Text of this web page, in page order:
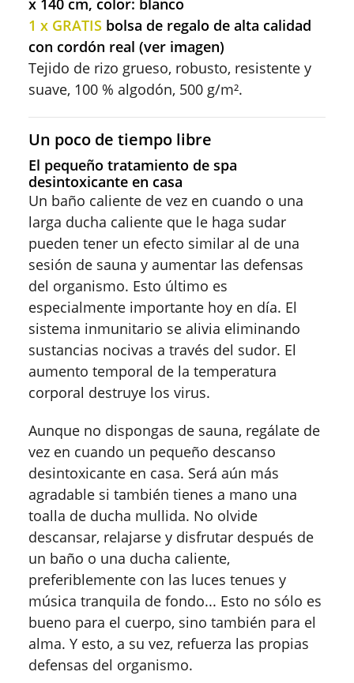
1 x GRATIS bolsa de regalo de alta calidad
con cordón real (ver imagen)
Tejido de rizo grueso, robusto, resistente y
suave, 100 % algodón, 500 g/m².
Un poco de tiempo libre
El pequeño tratamiento de spa
desintoxicante en casa
Un baño caliente de vez en cuando o una
larga ducha caliente que le haga sudar
pueden tener un efecto similar al de una
sesión de sauna y aumentar las defensas
del organismo. Esto último es
especialmente importante hoy en día. El
sistema inmunitario se alivia eliminando
sustancias nocivas a través del sudor. El
aumento temporal de la temperatura
corporal destruye los virus.
Aunque no dispongas de sauna, regálate de
vez en cuando un pequeño descanso
desintoxicante en casa. Será aún más
agradable si también tienes a mano una
toalla de ducha mullida. No olvide
descansar, relajarse y disfrutar después de
un baño o una ducha caliente,
preferiblemente con las luces tenues y
música tranquila de fondo... Esto no sólo es
bueno para el cuerpo, sino también para el
alma. Y esto, a su vez, refuerza las propias
defensas del organismo.